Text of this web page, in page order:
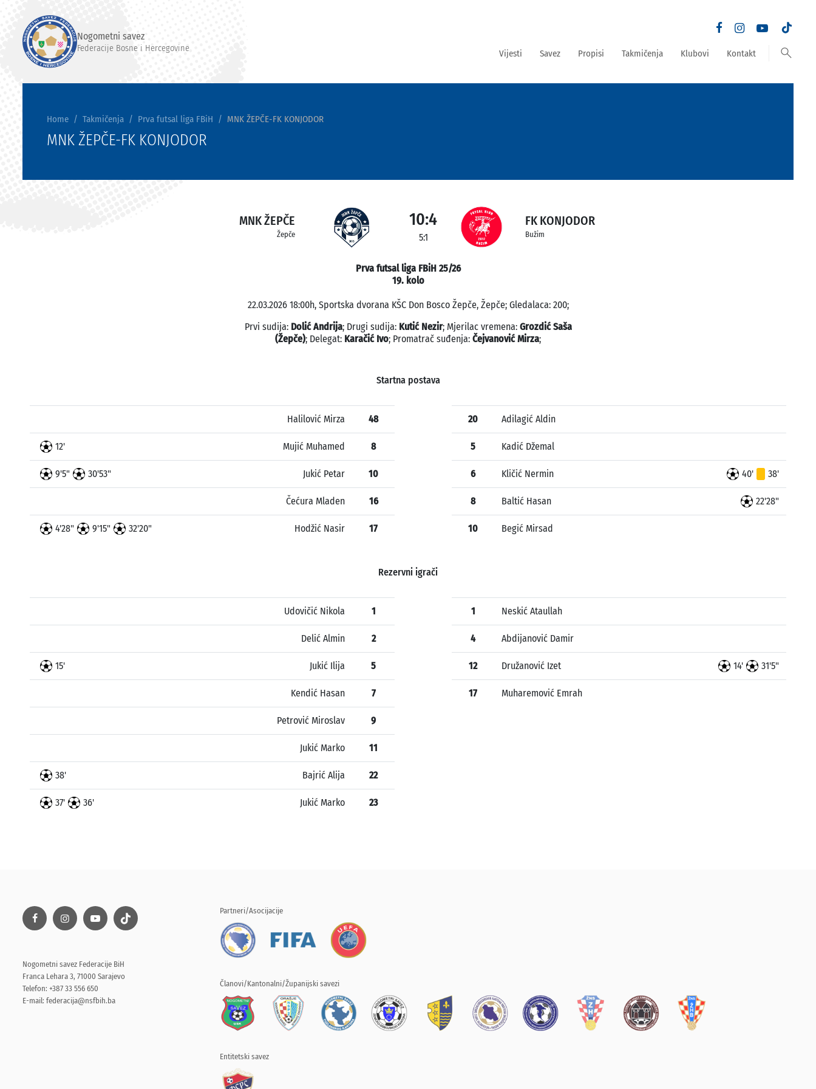
Nogometni savez
Federacije Bosne i Hercegovine Vijesti Savez Propisi Takmičenja Klubovi Kontakt search
Home Takmičenja Prva futsal liga FBiH MNK ŽEPČE-FK KONJODOR
MNK ŽEPČE-FK KONJODOR
MNK ŽEPČE
Žepče
10:4
5:1
FK KONJODOR
Bužim
Prva futsal liga FBiH 25/26
19. kolo
22.03.2026 18:00h, Sportska dvorana KŠC Don Bosco Žepče, Žepče; Gledalaca: 200;
Prvi sudija: Dolić Andrija; Drugi sudija: Kutić Nezir; Mjerilac vremena: Grozdić Saša
(Žepče); Delegat: Karačić Ivo; Promatrač suđenja: Čejvanović Mirza;
Startna postava
Halilović Mirza 48
12' Mujić Muhamed 8
9'5" 30'53" Jukić Petar 10
Čećura Mladen 16
4'28" 9'15" 32'20" Hodžić Nasir 17
20 Adilagić Aldin
5 Kadić Džemal
6 Kličić Nermin 40' 38'
8 Baltić Hasan 22'28"
10 Begić Mirsad
Rezervni igrači
Udovičić Nikola 1
Delić Almin 2
15' Jukić Ilija 5
Kendić Hasan 7
Petrović Miroslav 9
Jukić Marko 11
38' Bajrić Alija 22
37' 36' Jukić Marko 23
1 Neskić Ataullah
4 Abdijanović Damir
12 Družanović Izet 14' 31'5"
17 Muharemović Emrah
Nogometni savez Federacije BiH
Franca Lehara 3, 71000 Sarajevo
Telefon: +387 33 556 650
E-mail: federacija@nsfbih.ba
Partneri/Asocijacije
Članovi/Kantonalni/Županijski savezi
Entitetski savez